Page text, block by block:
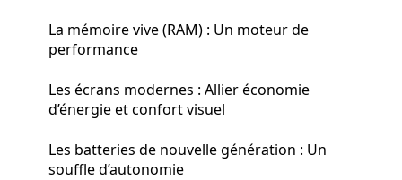
La mémoire vive (RAM) : Un moteur de
performance
Les écrans modernes : Allier économie
d’énergie et confort visuel
Les batteries de nouvelle génération : Un
souffle d’autonomie